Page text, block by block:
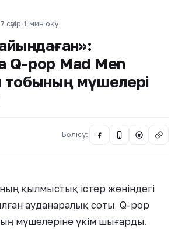
сәуір·1 мин оқу
Q-pop Mad Men
тобының мүшелері
Бөлісу: @
қылмыстық істер жөніндегі
ауданаралық соты Q-pop
мүшелеріне үкім шығарды.